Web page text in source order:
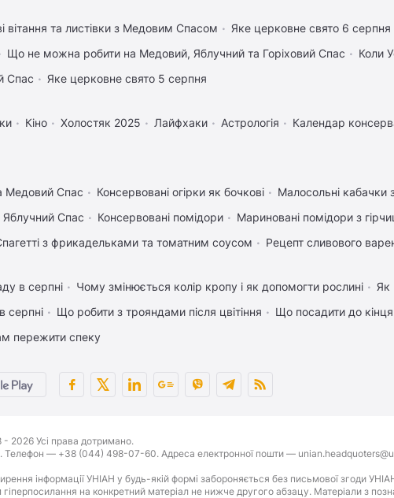
вітання та листівки з Медовим Спасом Яке церковне свято 6 серпня
Що не можна робити на Медовий, Яблучний та Горіховий Спас
Коли
Спас
Яке церковне свято 5 серпня
Кіно Холостяк 2025 Лайфхаки Астрологія Календар
Медовий Спас Консервовані огірки як бочкові
Малосольні кабачки
Яблучний Спас
Консервовані помідори Мариновані помідори з
з фрикадельками та томатним соусом Рецепт сливового
в серпні Чому змінюється колір кропу і як допомогти рослині
Як
серпні
Що робити з трояндами після цвітіння
Що посадити до
пережити спеку
2026 Усі права дотримано.
— +38 (044) 498-07-60. Адреса електронної пошти —
інформації УНІАН у будь-якій формі забороняється без письмової згоди
на конкретний матеріал не нижче другого абзацу. Матеріали з